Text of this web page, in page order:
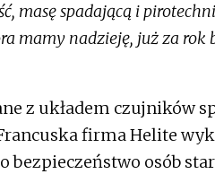
masę spadającą i
mamy nadzieję, już za rok
z układem czujników
firma Helite
bezpieczeństwo osób